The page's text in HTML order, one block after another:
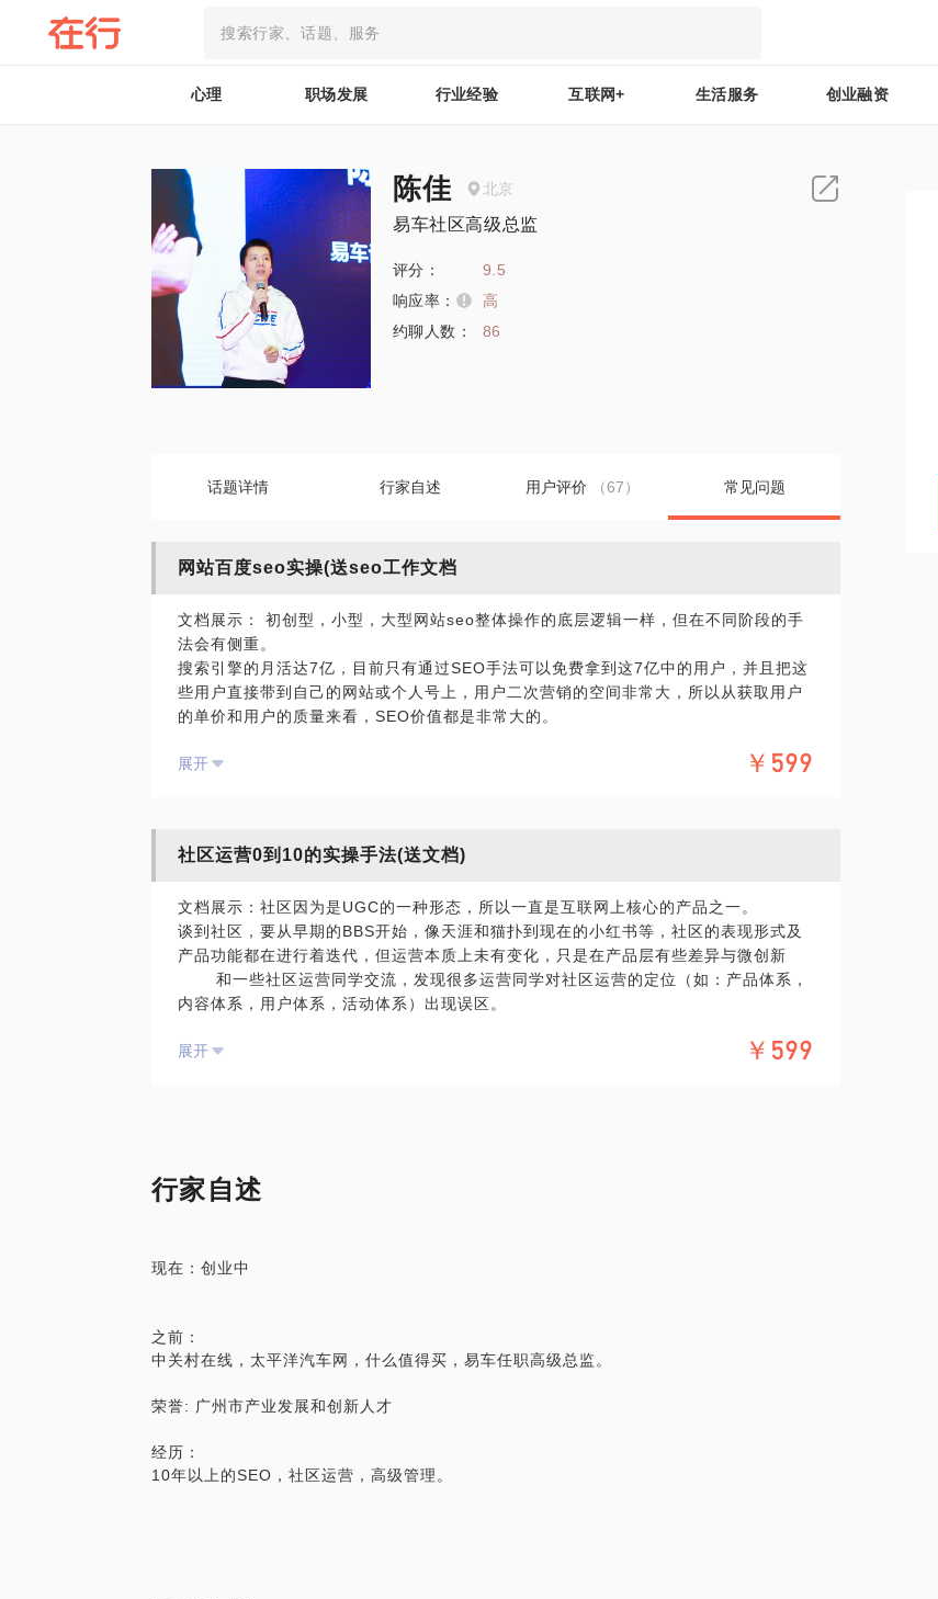
心理 职场发展 行业经验 互联网+ 生活服务 创业融资
陈佳 北京
易车社区高级总监
评分：
9.5
响应率：
高
约聊人数：
86
话题详情 行家自述 用户评价 （67） 常见问题
网站百度seo实操(送seo工作文档
文档展示： 初创型，小型，大型网站seo整体操作的底层逻辑一样，但在不同阶段的手
法会有侧重。
搜索引擎的月活达7亿，目前只有通过SEO手法可以免费拿到这7亿中的用户，并且把这
些用户直接带到自己的网站或个人号上，用户二次营销的空间非常大，所以从获取用户
的单价和用户的质量来看，SEO价值都是非常大的。
如：
关键词，密度？
其它SEO已经经历过至少15年的发展，方法挺成熟的，这些问题都有标准答案。
我自己总结SEO分为3大体系：
1. 产品
2. 栽体
3. 外链
索引擎手法，我可以系统性分享这几个体系的操作步骤。
展开 ￥599
社区运营0到10的实操手法(送文档)
文档展示：社区因为是UGC的一种形态，所以一直是互联网上核心的产品之一。
谈到社区，要从早期的BBS开始，像天涯和猫扑到现在的小红书等，社区的表现形式及
产品功能都在进行着迭代，但运营本质上未有变化，只是在产品层有些差异与微创新
和一些社区运营同学交流，发现很多运营同学对社区运营的定位（如：产品体系，
内容体系，用户体系，活动体系）出现误区。
可能也会碰到一些问题如：
可以对社区运营的同学有帮助。
本次沟通是如何把垂类社区做起来包括：
3.操作顺序
结合咨询人的业务来聊。
沟通方式：用文档展示要说的内容
文档包括：垂直社区运营，社区团队架构，kol运营，用户等级方案。
展开 ￥599
行家自述
现在：创业中
之前：
中关村在线，太平洋汽车网，什么值得买，易车任职高级总监。
荣誉: 广州市产业发展和创新人才
经历：
10年以上的SEO，社区运营，高级管理。